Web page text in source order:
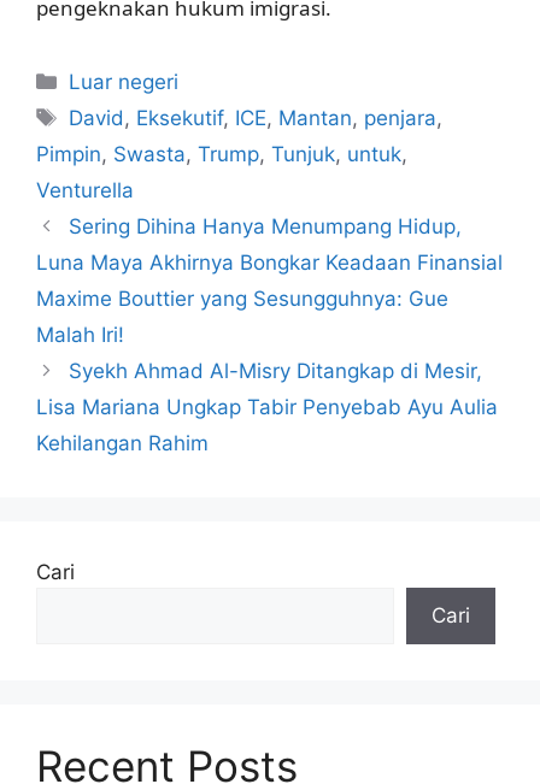
pengeknakan hukum imigrasi.
Kategori
Luar negeri
Tag
David, Eksekutif, ICE, Mantan, penjara,
Pimpin, Swasta, Trump, Tunjuk, untuk,
Venturella
Sering Dihina Hanya Menumpang Hidup,
Luna Maya Akhirnya Bongkar Keadaan Finansial
Maxime Bouttier yang Sesungguhnya: Gue
Malah Iri!
Syekh Ahmad Al-Misry Ditangkap di Mesir,
Lisa Mariana Ungkap Tabir Penyebab Ayu Aulia
Kehilangan Rahim
Cari
Cari
Recent Posts